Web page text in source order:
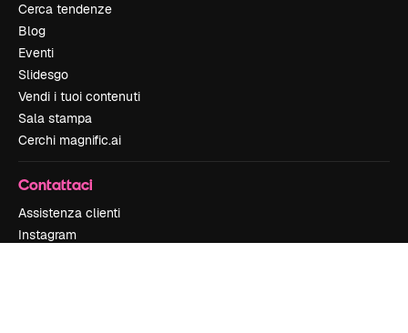
Cerca tendenze
Blog
Eventi
Slidesgo
Vendi i tuoi contenuti
Sala stampa
Cerchi magnific.ai
Contattaci
Assistenza clienti
Instagram